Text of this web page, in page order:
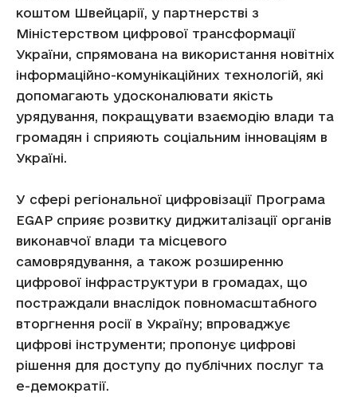
коштом Швейцарії, у партнерстві з
Міністерством цифрової трансформації
України, спрямована на використання новітніх
інформаційно-комунікаційних технологій, які
допомагають удосконалювати якість
урядування, покращувати взаємодію влади та
громадян і сприяють соціальним інноваціям в
Україні.
У сфері регіональної цифровізації Програма
EGAP сприяє розвитку диджиталізації органів
виконавчої влади та місцевого
самоврядування, а також розширенню
цифрової інфраструктури в громадах, що
постраждали внаслідок повномасштабного
вторгнення росії в Україну; впроваджує
цифрові інструменти; пропонує цифрові
рішення для доступу до публічних послуг та
е-демократії.